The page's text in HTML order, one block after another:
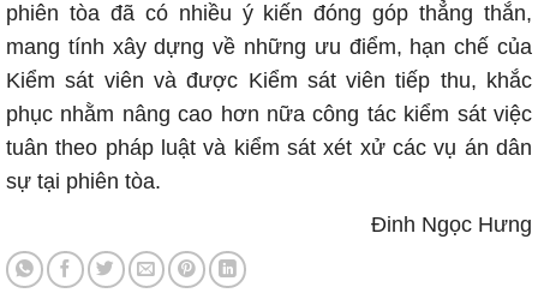
phiên tòa đã có nhiều ý kiến đóng góp thẳng thắn,
mang tính xây dựng về những ưu điểm, hạn chế của
Kiểm sát viên và được Kiểm sát viên tiếp thu, khắc
phục nhằm nâng cao hơn nữa công tác kiểm sát việc
tuân theo pháp luật và kiểm sát xét xử các vụ án dân
sự tại phiên tòa.
Đinh Ngọc Hưng